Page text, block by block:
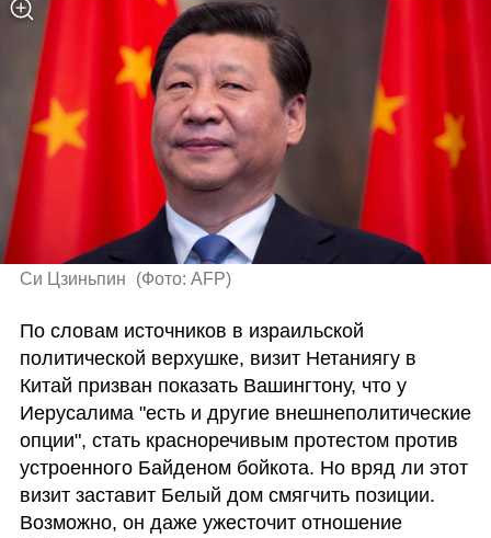
Си Цзиньпин (Фото: AFP)
По словам источников в израильской
политической верхушке, визит Нетаниягу в
Китай призван показать Вашингтону, что у
Иерусалима "есть и другие внешнеполитические
опции", стать красноречивым протестом против
устроенного Байденом бойкота. Но вряд ли этот
визит заставит Белый дом смягчить позиции.
Возможно, он даже ужесточит отношение